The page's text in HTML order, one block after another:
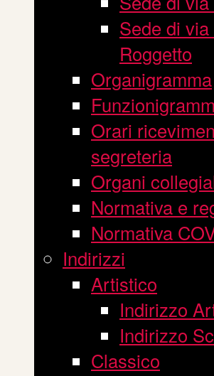
Sede di via
Roggetto
Organigramma
Orari
segreteria
Organi
Normativa e
Normativa
Indirizzi
Artistico
Indirizzo
Indirizzo
Classico